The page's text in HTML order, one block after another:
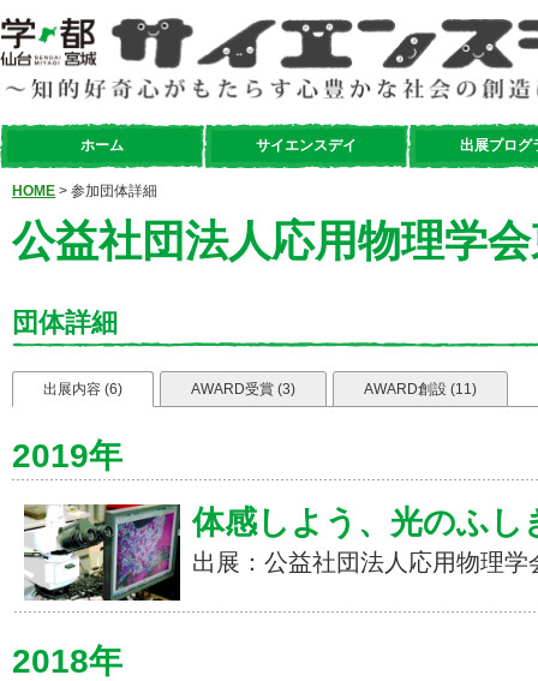
ホーム サイエンスデイ 出展プログ
HOME > 参加団体詳細
公益社団法人応用物理学
団体詳細
出展内容 (6) AWARD受賞 (3) AWARD創設 (11)
2019年
体感しよう、光のふし
出展：公益社団法人応用物理学
2018年